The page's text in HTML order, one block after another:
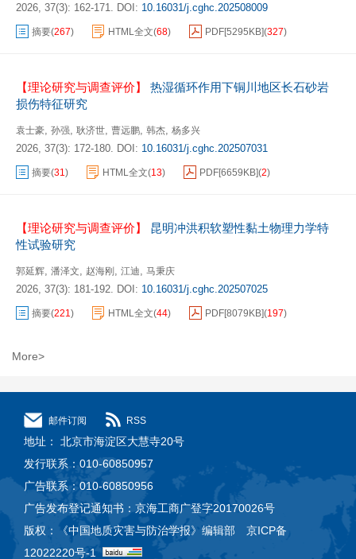
2026, 37(3): 162-171. DOI: 10.16031/j.cghc.202508009
摘要(267) HTML全文(68) PDF[5295KB](327)
【理论研究与调查评价】 热湿循环作用下铜川地区长石砂岩
损伤特征研究
袁士豪 孙强 耿济世 曹远鹏 韩杰 杨多兴
2026, 37(3): 172-180. DOI: 10.16031/j.cghc.202507031
摘要(31 ) HTML全文(13) PDF[6659KB](2)
【理论研究与调查评价】 昆明冲洪积软塑性黏土物理力学特
性试验研究
郭延辉 潘泽文 赵海刚 江迪 马秉庆
2026, 37(3): 181-192. DOI: 10.16031/j.cghc.202507025
摘要(221 ) HTML全文(44) PDF[8079KB](197)
More>
邮件订阅 RSS
地址： 北京市海淀区大慧寺20号
发行联系：010-60850957
广告联系：010-60850956
广告发布登记通知书：京海工商广登字20170026号
版权：《中国地质灾害与防治学报》编辑部 京ICP备
12022220号-1